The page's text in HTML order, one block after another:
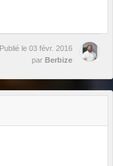
Publié le 03 févr. 2016
par Berbize